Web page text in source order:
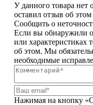
У данного товара нет
оставил отзыв об этом
Сообщить о
Если вы обнаружили
или характеристиках
об этом. Мы
необходимые
Нажимая на кнопку